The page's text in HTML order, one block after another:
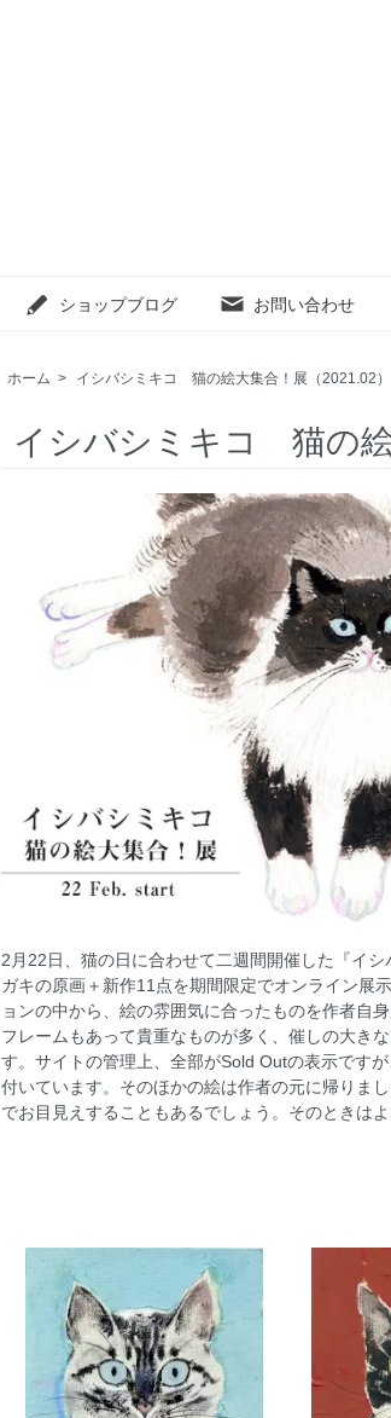
ショップブログ お問い合わせ
ホーム > イシバシミキコ 猫の絵大集合！展（2021.02）
イシバシミキコ 猫の絵
2月22日、猫の日に合わせて二週間開催した『イ
ガキの原画＋新作11点を期間限定でオンライン展
ョンの中から、絵の雰囲気に合ったものを作者自
フレームもあって貴重なものが多く、催しの大き
す。サイトの管理上、全部がSold Outの表示です
付いています。そのほかの絵は作者の元に帰りま
でお目見えすることもあるでしょう。そのときは